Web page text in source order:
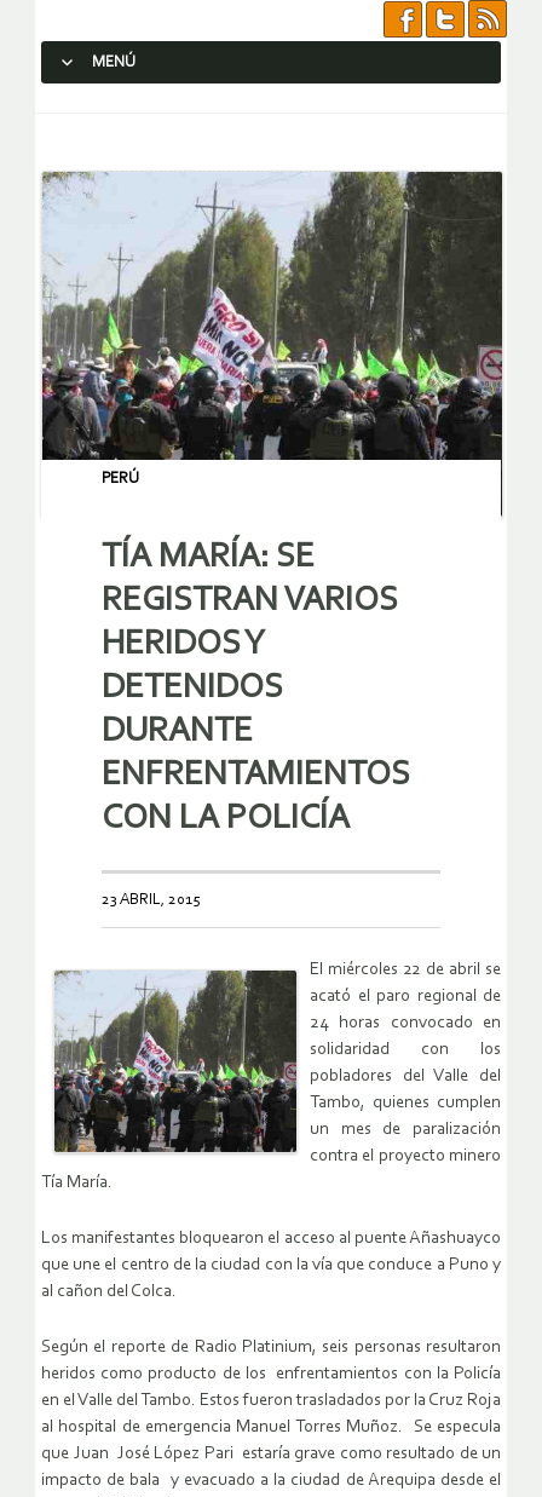
MENÚ
PERÚ
TÍA MARÍA: SE
REGISTRAN VARIOS
HERIDOS Y
DETENIDOS
DURANTE
ENFRENTAMIENTOS
CON LA POLICÍA
23 ABRIL, 2015
El miércoles 22 de abril se
acató el paro regional de
24 horas convocado en
solidaridad con los
pobladores del Valle del
Tambo, quienes cumplen
un mes de paralización
contra el proyecto minero
Tía María.
Los manifestantes bloquearon el acceso al puente Añashuayco
que une el centro de la ciudad con la vía que conduce a Puno y
al cañon del Colca.
Según el reporte de Radio Platinium, seis personas resultaron
heridos como producto de los enfrentamientos con la Policía
en el Valle del Tambo. Estos fueron trasladados por la Cruz Roja
al hospital de emergencia Manuel Torres Muñoz. Se especula
que Juan José López Pari estaría grave como resultado de un
impacto de bala y evacuado a la ciudad de Arequipa desde el